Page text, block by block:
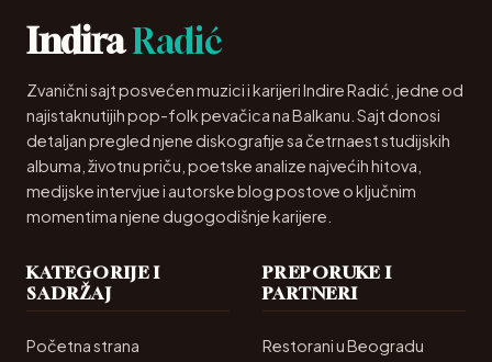
IndiraRadić
Zvanični sajt posvećen muzici i karijeri Indire Radić, jedne od
najistaknutijih pop-folk pevačica na Balkanu. Sajt donosi
detaljan pregled njene diskografije sa četrnaest studijskih
albuma, životnu priču, poetske analize najvećih hitova,
medijske intervjue i autorske blog postove o ključnim
momentima njene dugogodišnje karijere.
KATEGORIJE I
SADRŽAJ
Početna strana
PREPORUKE I
PARTNERI
Restorani u Beogradu